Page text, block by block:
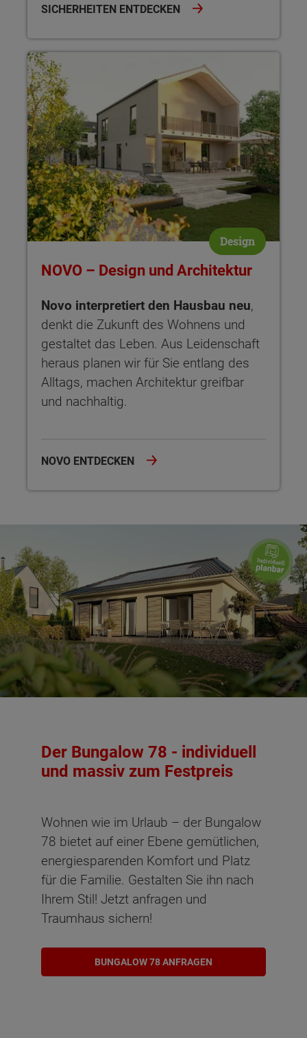
SICHERHEITEN ENTDECKEN
NOVO – Design und Architektur Novo interpretiert den
Design
NOVO – Design und Architektur
Novo interpretiert den Hausbau neu,
denkt die Zukunft des Wohnens und
gestaltet das Leben. Aus Leidenschaft
heraus planen wir für Sie entlang des
Alltags, machen Architektur greifbar
und nachhaltig.
NOVO ENTDECKEN
Der Bungalow 78 - individuell
und massiv zum Festpreis
Wohnen wie im Urlaub – der Bungalow
78 bietet auf einer Ebene gemütlichen,
energiesparenden Komfort und Platz
für die Familie. Gestalten Sie ihn nach
Ihrem Stil! Jetzt anfragen und
Traumhaus sichern!
BUNGALOW 78 ANFRAGEN